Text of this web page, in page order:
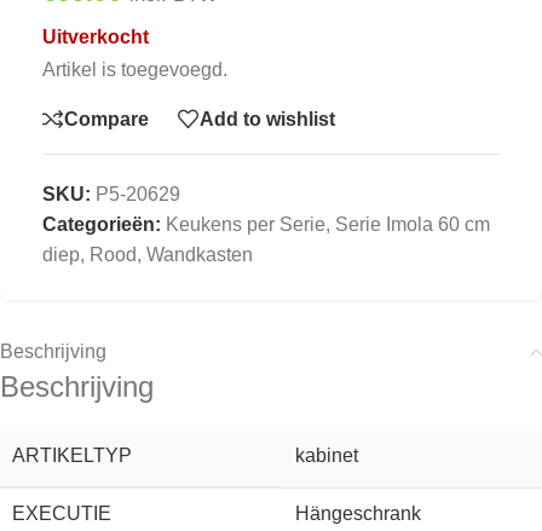
Uitverkocht
Artikel is toegevoegd.
Compare Add to wishlist
SKU: P5-20629
Categorieën: Keukens per Serie, Serie Imola 60 cm
diep, Rood, Wandkasten
Beschrijving
Beschrijving
ARTIKELTYP kabinet
EXECUTIE Hängeschrank